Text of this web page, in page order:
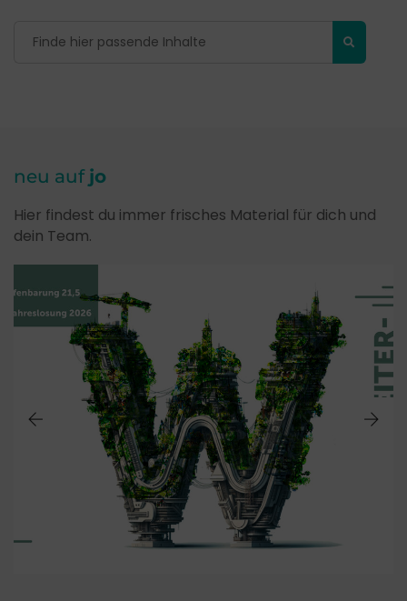
neu auf jo
Hier findest du immer frisches Material für dich und
dein Team.